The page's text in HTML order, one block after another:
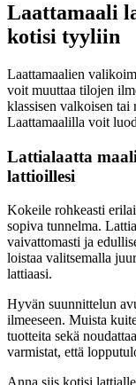
Laattamaali
kotisi tyyliin
Laattamaalien
voit muuttaa tilojen
klassisen valkoisen tai
Laattamaalilla voit
Lattialaatta
lattioillesi
Kokeile rohkeasti
sopiva tunnelma.
vaivattomasti ja
loistaa valitsemalla
lattiaasi.
Hyvän suunnittelun
ilmeeseen. Muista
tuotteita sekä
varmistat, että